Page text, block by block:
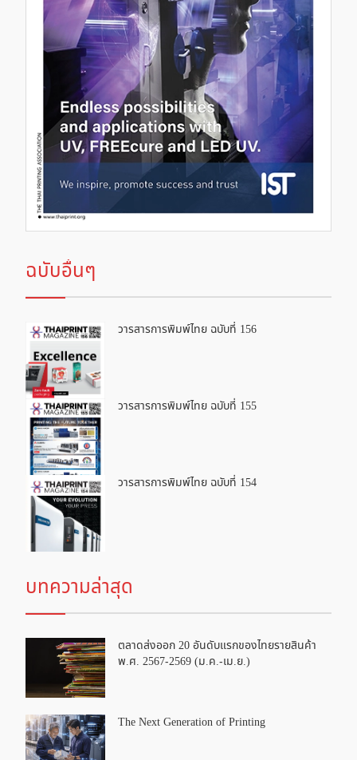
ฉบับอื่นๆ
วารสารการพิมพ์ไทย ฉบับที่ 156
วารสารการพิมพ์ไทย ฉบับที่ 155
วารสารการพิมพ์ไทย ฉบับที่ 154
บทความล่าสุด
ตลาดส่งออก 20 อันดับแรกของไทยรายสินค้า
พ.ศ. 2567-2569 (ม.ค.-เม.ย.)
The Next Generation of Printing